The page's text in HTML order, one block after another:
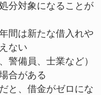
分対象になることが
間は新たな借入れや
ない
警備員、士業など）
合がある
と、借金がゼロにな